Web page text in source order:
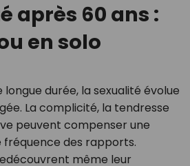
après 60 ans :
en solo
longue durée, la sexualité évolue
La complicité, la tendresse
peuvent compenser une
fréquence des rapports.
même leur